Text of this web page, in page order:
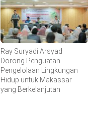
Ray Suryadi Arsyad
Dorong Penguatan
Pengelolaan Lingkungan
Hidup untuk Makassar
yang Berkelanjutan